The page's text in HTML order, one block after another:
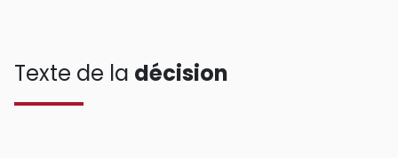
Texte de la décision